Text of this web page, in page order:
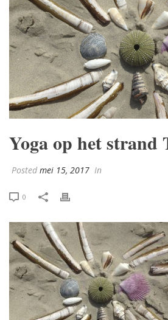
Yoga op het strand
Posted mei 15, 2017 In
0